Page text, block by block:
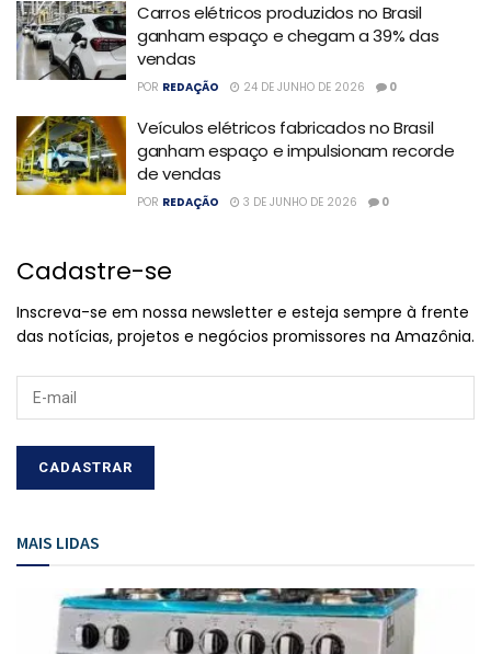
Carros elétricos produzidos no Brasil
ganham espaço e chegam a 39% das
vendas
POR REDAÇÃO 24 DE JUNHO DE 2026 0
Veículos elétricos fabricados no Brasil
ganham espaço e impulsionam recorde
de vendas
POR REDAÇÃO 3 DE JUNHO DE 2026 0
Cadastre-se
Inscreva-se em nossa newsletter e esteja sempre à frente
das notícias, projetos e negócios promissores na Amazônia.
MAIS LIDAS